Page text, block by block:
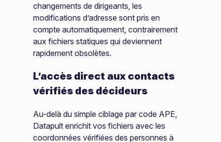
changements de dirigeants, les
modifications d’adresse sont pris en
compte automatiquement, contrairement
aux fichiers statiques qui deviennent
rapidement obsolètes.
L’accès direct aux contacts
vérifiés des décideurs
Au-delà du simple ciblage par code APE,
Datapult enrichit vos fichiers avec les
coordonnées vérifiées des personnes à